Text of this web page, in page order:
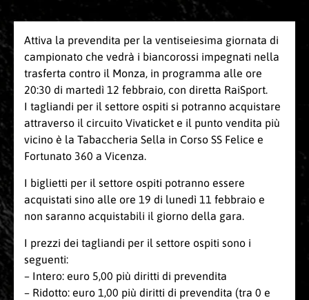
Attiva la prevendita per la ventiseiesima giornata di
campionato che vedrà i biancorossi impegnati nella
trasferta contro il Monza, in programma alle ore
20:30 di martedì 12 febbraio, con diretta RaiSport.
I tagliandi per il settore ospiti si potranno acquistare
attraverso il circuito Vivaticket e il punto vendita più
vicino è la Tabaccheria Sella in Corso SS Felice e
Fortunato 360 a Vicenza.
I biglietti per il settore ospiti potranno essere
acquistati sino alle ore 19 di lunedì 11 febbraio e
non saranno acquistabili il giorno della gara.
I prezzi dei tagliandi per il settore ospiti sono i
seguenti:
– Intero: euro 5,00 più diritti di prevendita
– Ridotto: euro 1,00 più diritti di prevendita (tra 0 e